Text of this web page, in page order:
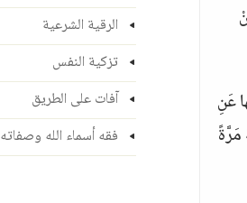
عَنِ
الرقية الشرعية
تزكية النفس
آفات على الطريق
فقه أسماء الله وصفاته